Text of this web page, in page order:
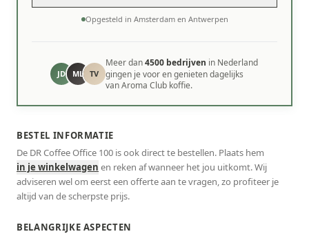
Opgesteld in Amsterdam en Antwerpen
JD ML TV
Meer dan4500 bedrijven in Nederland
gingen je voor en genieten dagelijks
van Aroma Club koffie.
BESTEL INFORMATIE
De DR Coffee Office 100 is ook direct te bestellen. Plaats hem
in je winkelwagen en reken af wanneer het jou uitkomt. Wij
adviseren wel om eerst een offerte aan te vragen, zo profiteer je
altijd van de scherpste prijs.
BELANGRIJKE ASPECTEN